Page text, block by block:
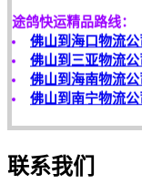
佛山到海口物流公
佛山到三亚物流公
佛山到海南物流公
佛山到南宁物流公
客户是永远的朋友，
欢迎您光临！
联系我们